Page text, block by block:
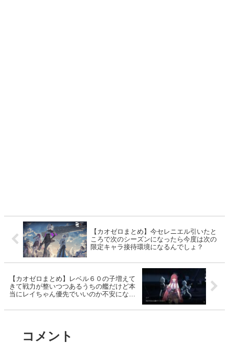
【カオゼロまとめ】今セレニエル引いたと
ころで次のシーズンになったら今度は次の
限定キャラ接待環境になるんでしょ？
【カオゼロまとめ】レベル６０の子増えて
きて戦力が整いつつあるうちの艦だけど本
当にレイちゃん優先でいいのか不安になり
コメント